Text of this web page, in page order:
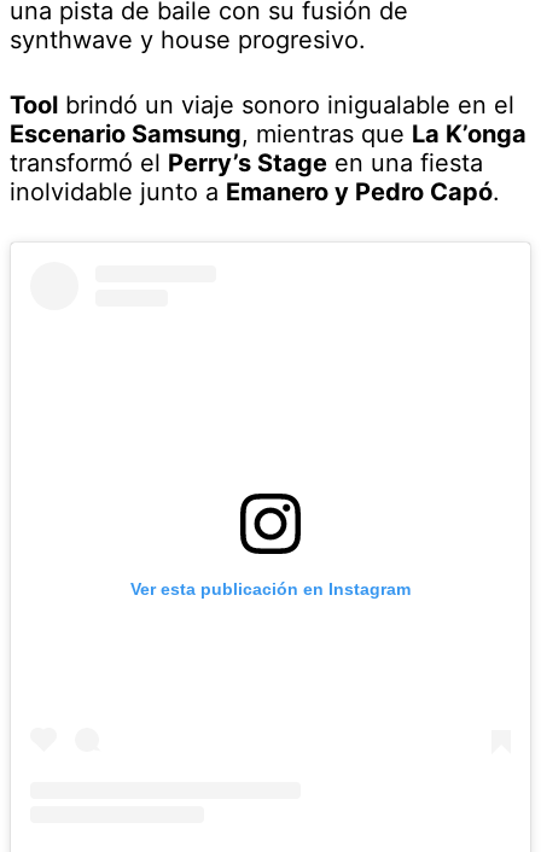
una pista de baile con su fusión de
synthwave y house progresivo.
Tool brindó un viaje sonoro inigualable en el
Escenario Samsung, mientras que La K’onga
transformó el Perry’s Stage en una fiesta
inolvidable junto a Emanero y Pedro Capó.
Ver esta publicación en Instagram